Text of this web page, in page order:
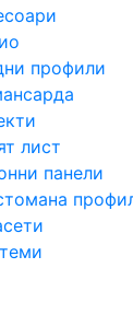
профили
лист
панели